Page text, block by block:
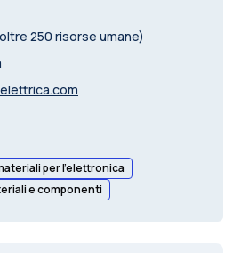
250 risorse umane)
per l’elettronica
e componenti